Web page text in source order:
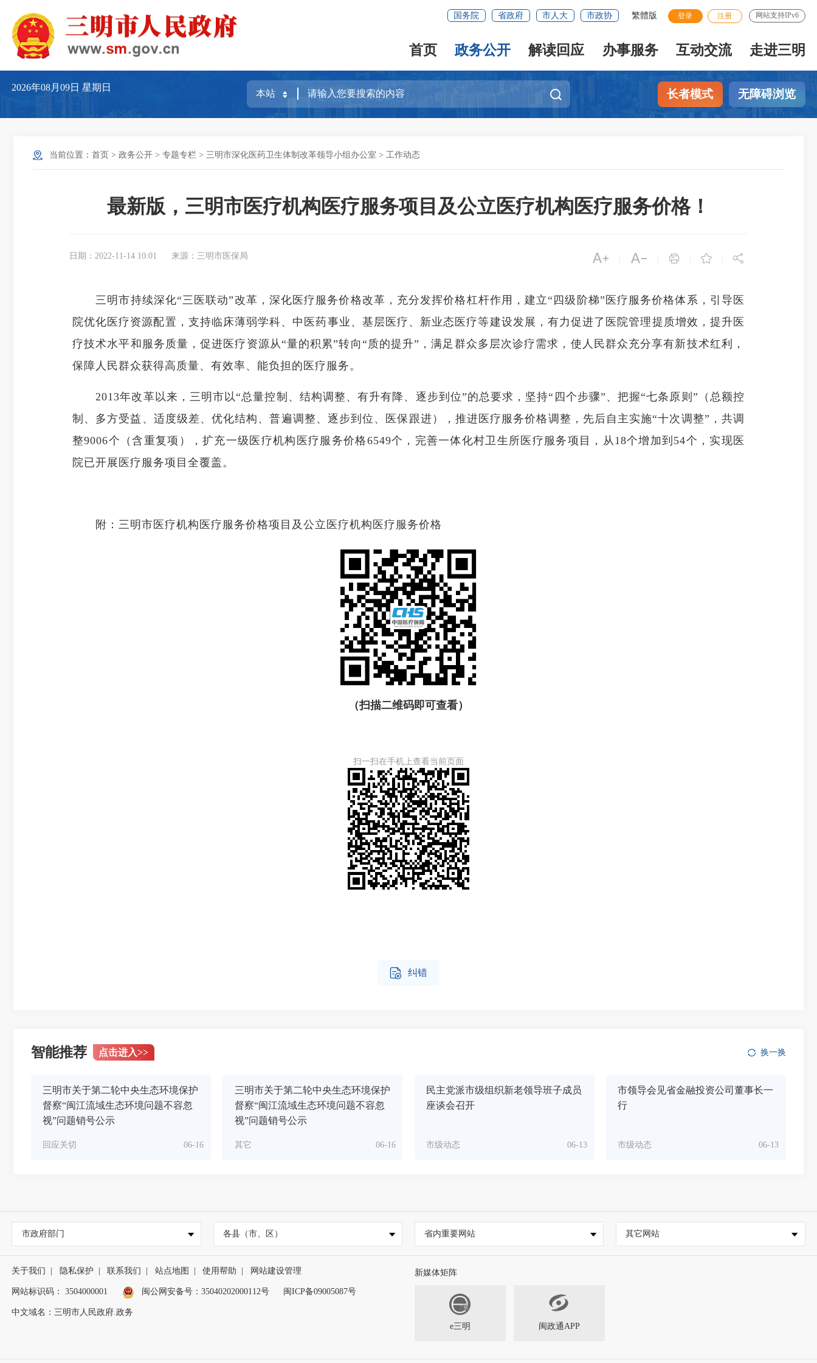
国务院 省政府 市人大 市政协 繁體版 登录 注册 网站支持IPv6
首页 政务公开 解读回应 办事服务 互动交流 走进三明
2026年08月09日星期日
长者模式 无障碍浏览
当前位置： 首页 > 政务公开 > 专题专栏 > 三明市深化医药卫生体制改革领导小组办公室 > 工作动态
最新版，三明市医疗机构医疗服务项目及公立医疗机构医疗服务价格！
日期：2022-11-14 10:01 来源：三明市医保局     
三明市持续深化“三医联动”改革，深化医疗服务价格改革，充分发挥价格杠杆作用，建立“四级阶梯”医疗服务价格体系，引导医
院优化医疗资源配置，支持临床薄弱学科、中医药事业、基层医疗、新业态医疗等建设发展，有力促进了医院管理提质增效，提升医
疗技术水平和服务质量，促进医疗资源从“量的积累”转向“质的提升”，满足群众多层次诊疗需求，使人民群众充分享有新技术红利，
保障人民群众获得高质量、有效率、能负担的医疗服务。
2013年改革以来，三明市以“总量控制、结构调整、有升有降、逐步到位”的总要求，坚持“四个步骤”、把握“七条原则”（总额控
制、多方受益、适度级差、优化结构、普遍调整、逐步到位、医保跟进），推进医疗服务价格调整，先后自主实施“十次调整”，共调
整9006个（含重复项），扩充一级医疗机构医疗服务价格6549个，完善一体化村卫生所医疗服务项目，从18个增加到54个，实现医
院已开展医疗服务项目全覆盖。
附：三明市医疗机构医疗服务价格项目及公立医疗机构医疗服务价格
（扫描二维码即可查看）
扫一扫在手机上查看当前页面
 纠错
智能推荐 点击进入>> 换一换
三明市关于第二轮中央生态环境保护
督察“闽江流域生态环境问题不容忽
视”问题销号公示
06-16
回应关切
三明市关于第二轮中央生态环境保护
督察“闽江流域生态环境问题不容忽
视”问题销号公示
06-16
其它
民主党派市级组织新老领导班子成员
座谈会召开
06-13
市级动态
市领导会见省金融投资公司董事长一
行
06-13
市级动态
市政府部门 各县（市、区） 省内重要网站 其它网站
关于我们 隐私保护 联系我们 站点地图 使用帮助 网站建设管理
网站标识码： 3504000001 闽公网安备号： 35040202000112号 闽ICP备09005087号
中文域名：三明市人民政府.政务
新媒体矩阵
e三明 闽政通APP